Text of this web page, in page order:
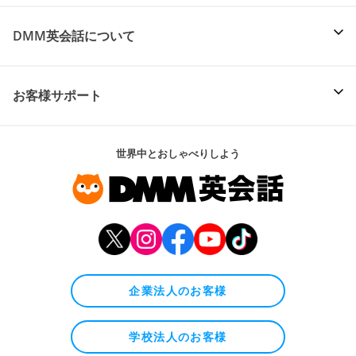
DMM英会話について
お客様サポート
世界中とおしゃべりしよう
企業法人のお客様
学校法人のお客様